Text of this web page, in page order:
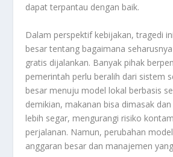
dapat terpantau dengan baik.
Dalam perspektif kebijakan, tragedi
besar tentang bagaimana
gratis dijalankan. Banyak pihak
pemerintah perlu beralih dari sistem
besar menuju model lokal berbasis
demikian, makanan bisa dimasak
lebih segar, mengurangi risiko
perjalanan. Namun, perubahan
anggaran besar dan manajemen